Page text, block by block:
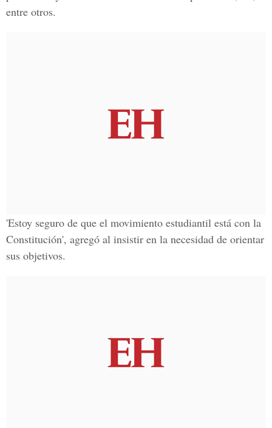
entre otros.
'Estoy seguro de que el movimiento estudiantil está con la
Constitución', agregó al insistir en la necesidad de orientar
sus objetivos.